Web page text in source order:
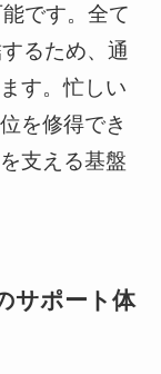
です。全て
るため、通
す。忙しい
を修得でき
支える基盤
サポート体